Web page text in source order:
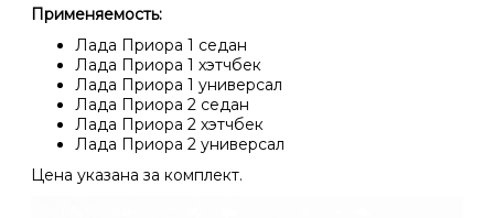
Применяемость:
Лада Приора 1 седан
Лада Приора 1 хэтчбек
Лада Приора 1 универсал
Лада Приора 2 седан
Лада Приора 2 хэтчбек
Лада Приора 2 универсал
Цена указана за комплект.